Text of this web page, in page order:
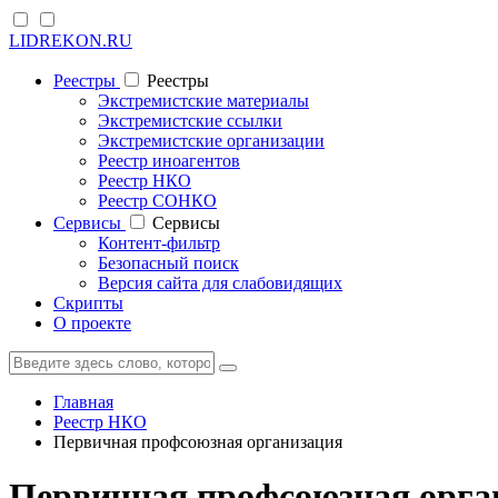
LIDREKON.RU
Реестры
Реестры
Экстремистские материалы
Экстремистские ссылки
Экстремистские организации
Реестр иноагентов
Реестр НКО
Реестр СОНКО
Cервисы
Cервисы
Контент-фильтр
Безопасный поиск
Версия сайта для слабовидящих
Скрипты
О проекте
Главная
Реестр НКО
Первичная профсоюзная организация